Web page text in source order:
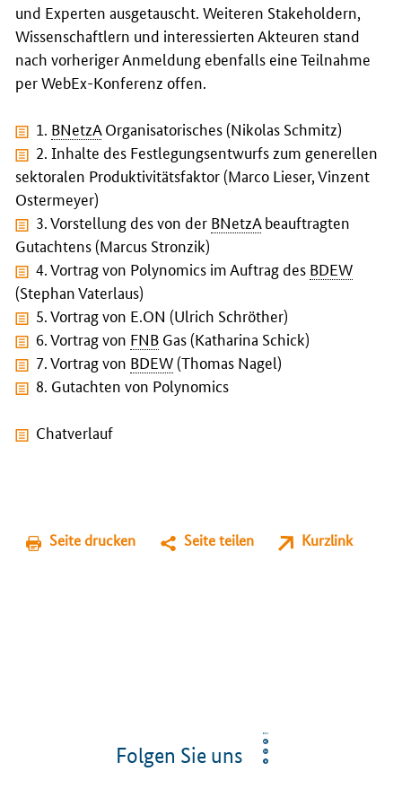
und Experten ausgetauscht. Weiteren Stakeholdern,
Wissenschaftlern und interessierten Akteuren stand
nach vorheriger Anmeldung ebenfalls eine Teilnahme
perWebEx-Konferenz offen.
1. BNetzAOrganisatorisches (Nikolas Schmitz)
2. Inhalte des Festlegungsentwurfs zum generellen
sektoralen Produktivitätsfaktor (Marco Lieser, Vinzent
Ostermeyer)
3. Vorstellung des von der BNetzAbeauftragten
Gutachtens (Marcus Stronzik)
4. Vortrag von Polynomics im Auftrag des BDEW
(Stephan Vaterlaus)
5. Vortrag von E.ON (Ulrich Schröther)
6. Vortrag von FNB Gas (Katharina Schick)
7. Vortrag von BDEW(Thomas Nagel)
8. Gutachten von Polynomics
Chatverlauf
Seite drucken Seite teilen Kurzlink
Folgen Sie uns